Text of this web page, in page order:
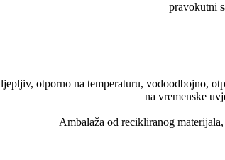
pravokutni
ljepljiv, otporno na temperaturu, vodoodbojno,
na vremenske
Ambalaža od recikliranog